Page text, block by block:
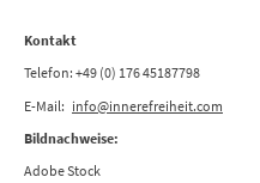
Kontakt
Telefon: +49 (0) 176 45187798
E-Mail: info@innerefreiheit.com
Bildnachweise:
Adobe Stock